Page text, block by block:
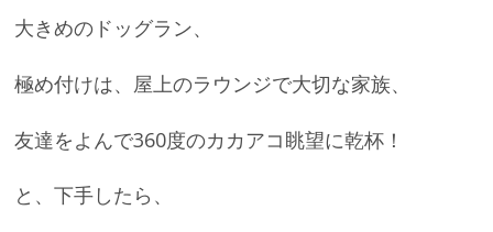
大きめのドッグラン、
極め付けは、屋上のラウンジで大切な家族、
友達をよんで360度のカカアコ眺望に乾杯！
と、下手したら、